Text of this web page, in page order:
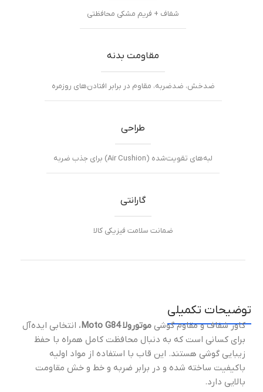
شفاف + فریم مشکی محافظتی
مقاومت بدنه
ضد‌خش، ضد‌ضربه، مقاوم در برابر افتادن‌های روزمره
طراحی
لبه‌های تقویت‌شده (Air Cushion) برای جذب ضربه
گارانتی
ضمانت سلامت فیزیکی کالا
توضیحات تکمیلی
کاور شفاف و مقاوم گوشی موتورولا Moto G84
، انتخابی ایده‌آل
برای کسانی است که به دنبال محافظت کامل همراه با حفظ
زیبایی گوشی هستند. این قاب با استفاده از مواد اولیه
باکیفیت ساخته شده و در برابر ضربه و خط و خش مقاومت
بالایی دارد.